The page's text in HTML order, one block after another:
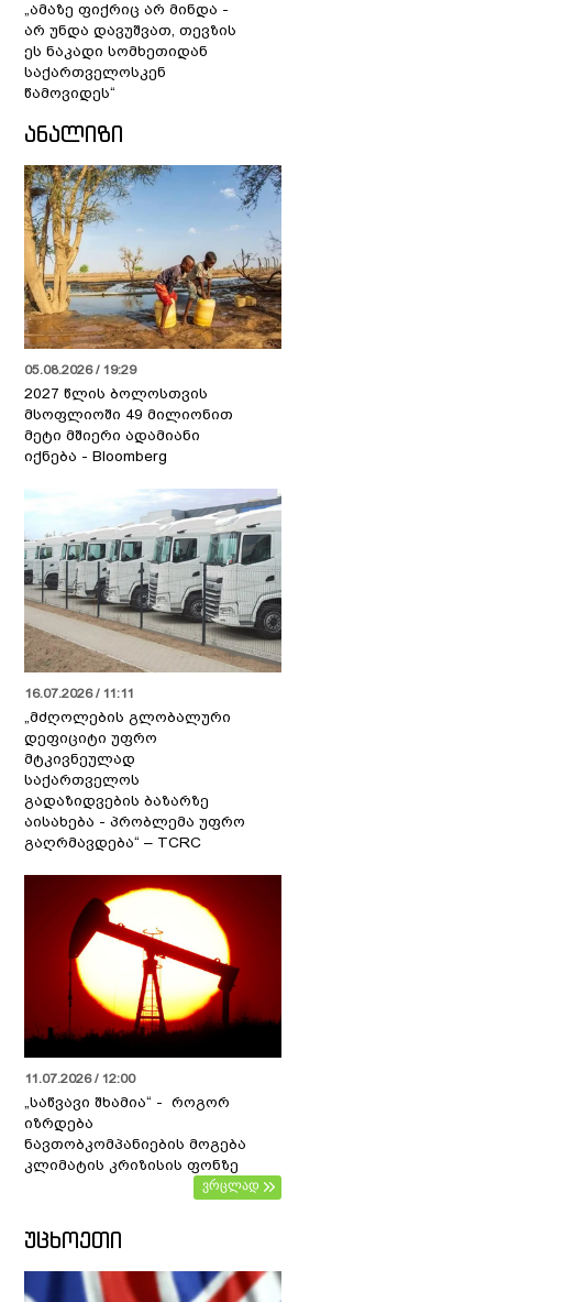
„ამაზე ფიქრიც არ მინდა -
არ უნდა დავუშვათ, თევზის
ეს ნაკადი სომხეთიდან
საქართველოსკენ
წამოვიდეს“
ᲐᲜᲐᲚᲘᲖᲘ
05.08.2026 / 19:29
2027 წლის ბოლოსთვის
მსოფლიოში 49 მილიონით
მეტი მშიერი ადამიანი
იქნება - Bloomberg
16.07.2026 / 11:11
„მძღოლების გლობალური
დეფიციტი უფრო
მტკივნეულად
საქართველოს
გადაზიდვების ბაზარზე
აისახება - პრობლემა უფრო
გაღრმავდება“ – TCRC
11.07.2026 / 12:00
„საწვავი შხამია“ - როგორ
იზრდება
ნავთობკომპანიების მოგება
კლიმატის კრიზისის ფონზე
ვრცლად
ᲣᲪᲮᲝᲔᲗᲘ